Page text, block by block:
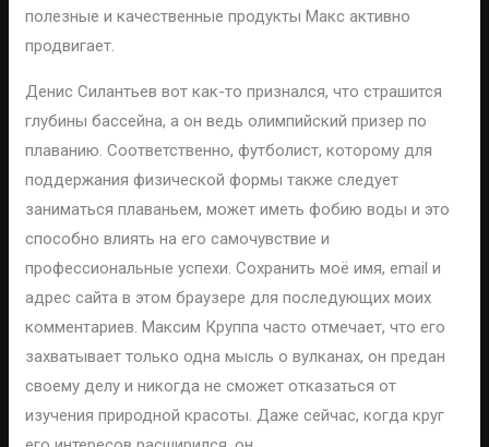
полезные и качественные продукты Макс активно
продвигает.
Денис Силантьев вот как-то признался, что страшится
глубины бассейна, а он ведь олимпийский призер по
плаванию. Соответственно, футболист, которому для
поддержания физической формы также следует
заниматься плаваньем, может иметь фобию воды и это
способно влиять на его самочувствие и
профессиональные успехи. Сохранить моё имя, email и
адрес сайта в этом браузере для последующих моих
комментариев. Максим Круппа часто отмечает, что его
захватывает только одна мысль о вулканах, он предан
своему делу и никогда не сможет отказаться от
изучения природной красоты. Даже сейчас, когда круг